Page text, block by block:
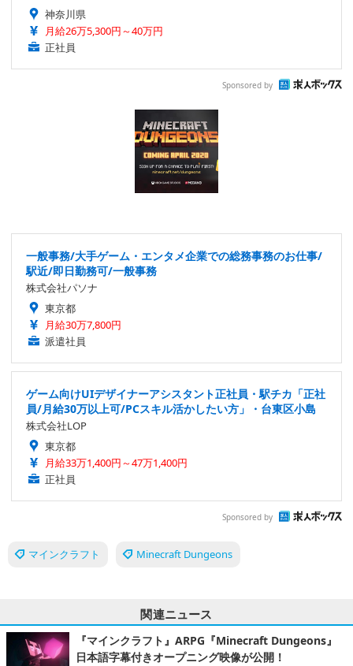
神奈川県
月給26万5,300円～40万円
正社員
Sponsored by
一般事務/大手ゲーム・エンタメ企業での総務事務のお仕事/
駅近/即日勤務可/一般事務
株式会社パソナ
東京都
月給30万7,800円
派遣社員
ゲーム向けUIデザイナーアシスタント正社員・駅チカ「正社
員/月給30万以上可/PCスキル活かしたい方」・台東区小島
株式会社LOP
東京都
月給33万1,400円～47万1,400円
正社員
Sponsored by
マインクラフト Minecraft Dungeons
関連ニュース
『マインクラフト』ARPG『Minecraft Dungeons』
日本語字幕付きオープニング映像が公開！